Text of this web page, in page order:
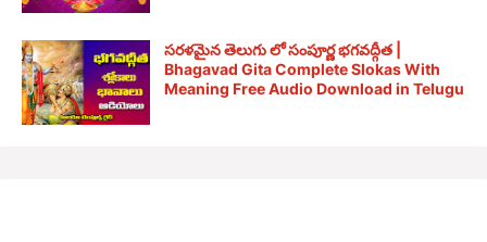
సరళమైన తెలుగు లో సంపూర్ణ భగవద్గీత |
Bhagavad Gita Complete Slokas With
Meaning Free Audio Download in Telugu